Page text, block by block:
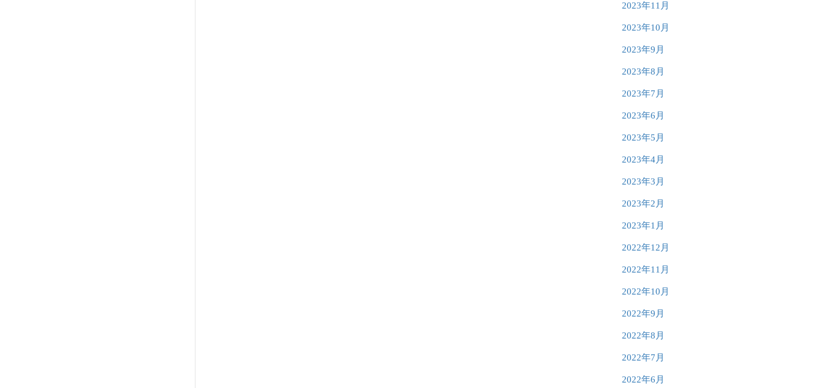
2023年11月
2023年10月
2023年9月
2023年8月
2023年7月
2023年6月
2023年5月
2023年4月
2023年3月
2023年2月
2023年1月
2022年12月
2022年11月
2022年10月
2022年9月
2022年8月
2022年7月
2022年6月